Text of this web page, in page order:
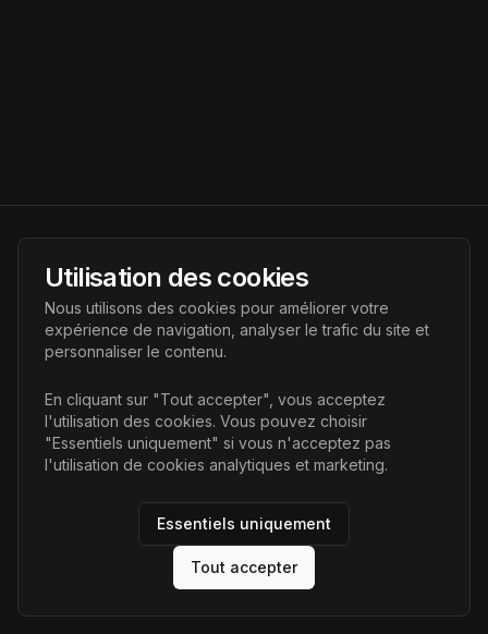
AI Futur
Portail de l'avenir de l'intelligence artificielle, vous aidant à
découvrir les dernières technologies IA.
Liens
Accueil
Articles
AI Futur. Tous droits réservés.
Utilisation des cookies
Nous utilisons des cookies pour améliorer votre
expérience de navigation, analyser le trafic du site et
personnaliser le contenu.
En cliquant sur "Tout accepter", vous acceptez
l'utilisation des cookies. Vous pouvez choisir
"Essentiels uniquement" si vous n'acceptez pas
l'utilisation de cookies analytiques et marketing.
Essentiels uniquement
Tout accepter